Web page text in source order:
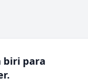
biri para